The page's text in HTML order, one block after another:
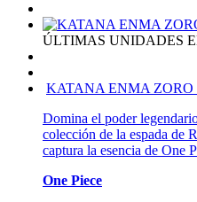
ÚLTIMAS UNIDADES
KATANA ENMA ZORO
Domina el poder
colección de la espada de
captura la esencia de One
One Piece